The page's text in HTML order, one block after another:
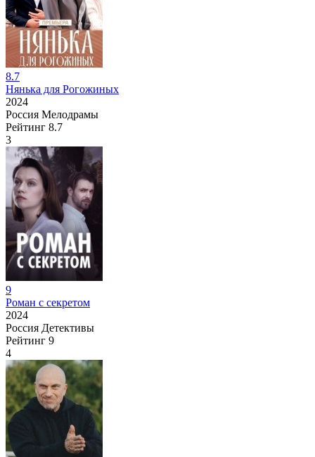
8.7
Нянька для Рогожиных
2024
Россия Мелодрамы
Рейтинг 8.7
3
9
Роман с секретом
2024
Россия Детективы
Рейтинг 9
4